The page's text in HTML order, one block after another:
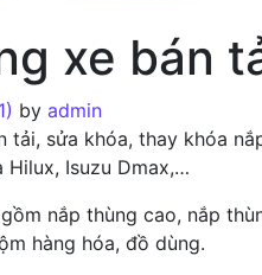
xe bán
by admin
tải, sửa khóa, thay khóa
Isuzu Dmax,…
nắp thùng cao, nắp
hàng hóa, đồ dùng.